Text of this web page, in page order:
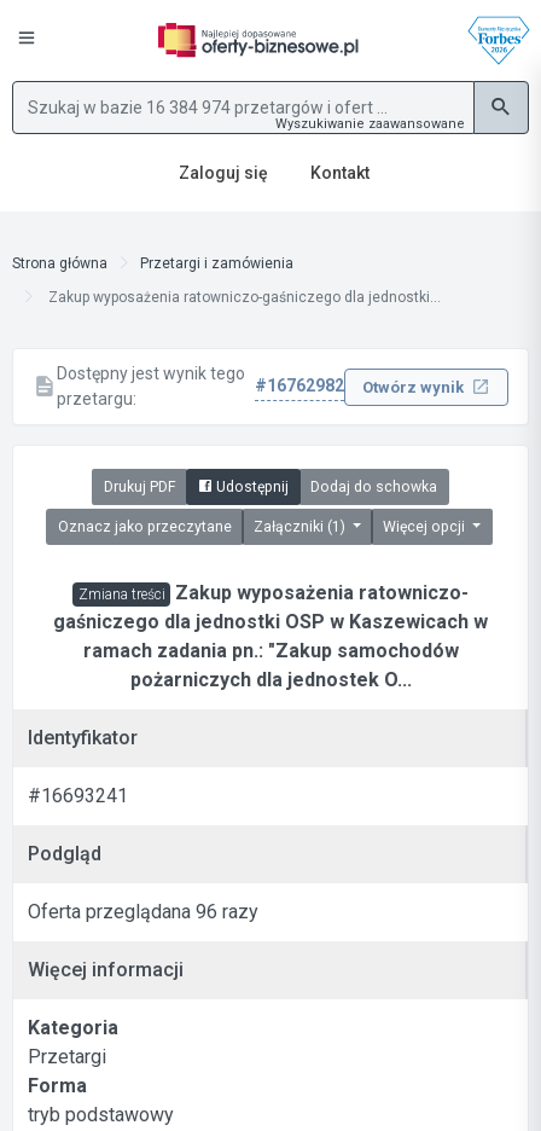
Wyszukiwanie zaawansowane
Zaloguj się Kontakt
Strona główna
Przetargi i zamówienia
Zakup wyposażenia ratowniczo-gaśniczego dla jednostki...
Dostępny jest wynik tego
przetargu:
#16762982 Otwórz wynik
Drukuj PDF Udostępnij Dodaj do schowka
Oznacz jako przeczytane Załączniki (1) Więcej opcji
Zmiana treści
Zakup wyposażenia ratowniczo-
gaśniczego dla jednostki OSP w Kaszewicach w
ramach zadania pn.: "Zakup samochodów
pożarniczych dla jednostek O...
Identyfikator
#16693241
Podgląd
Oferta przeglądana 96 razy
Więcej informacji
Kategoria
Przetargi
Forma
tryb podstawowy